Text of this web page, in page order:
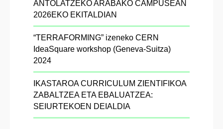
ANTOLATZEKO ARABAKO CAMPUSEAN
2026EKO EKITALDIAN
“TERRAFORMING” izeneko CERN
IdeaSquare workshop (Geneva-Suitza)
2024
IKASTAROA CURRICULUM ZIENTIFIKOA
ZABALTZEA ETA EBALUATZEA:
SEIURTEKOEN DEIALDIA